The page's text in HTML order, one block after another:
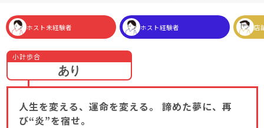
ホスト未経験者 ホスト経験者 店
小計歩合
あり
人生を変える、運命を変える。 諦めた夢に、再
び“炎”を宿せ。